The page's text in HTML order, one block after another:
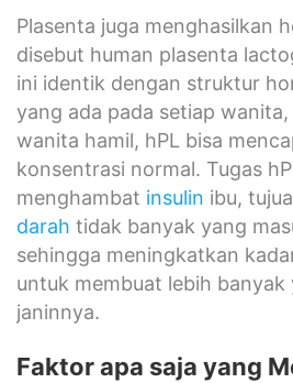
Plasenta juga menghasilkan
disebut human plasenta
ini identik dengan struktur
yang ada pada setiap
wanita hamil, hPL bisa
konsentrasi normal. Tugas
menghambat insulin ibu,
darah tidak banyak yang
sehingga meningkatkan
untuk membuat lebih banyak
janinnya.
Faktor apa saja yang